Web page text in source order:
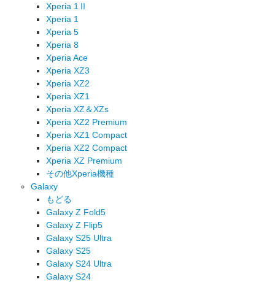
Xperia 1Ⅱ
Xperia 1
Xperia 5
Xperia 8
Xperia Ace
Xperia XZ3
Xperia XZ2
Xperia XZ1
Xperia XZ＆XZs
Xperia XZ2 Premium
Xperia XZ1 Compact
Xperia XZ2 Compact
Xperia XZ Premium
その他Xperia機種
Galaxy
もどる
Galaxy Z Fold5
Galaxy Z Flip5
Galaxy S25 Ultra
Galaxy S25
Galaxy S24 Ultra
Galaxy S24